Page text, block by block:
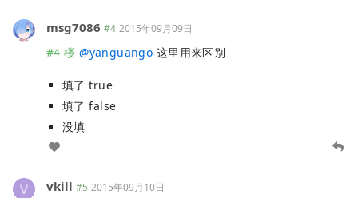
msg7086 #4 2015年09月09日
#4 楼 @yanguango 这里用来区别
填了 true
填了 false
没填
vkill #5 2015年09月10日